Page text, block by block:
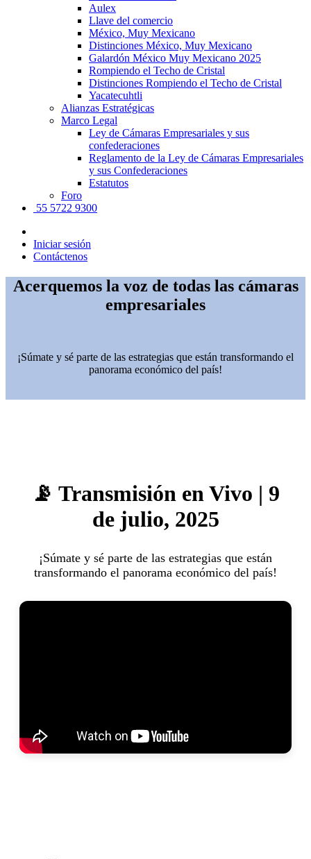
Aulex
Llave del comercio
México, Muy Mexicano
Distinciones México, Muy Mexicano
Galardón México Muy Mexicano 2025
Rompiendo el Techo de Cristal
Distinciones Rompiendo el Techo de Cristal
Yacatecuhtli
Alianzas Estratégicas
Marco Legal
Ley de Cámaras Empresariales y sus
confederaciones
Reglamento de la Ley de Cámaras Empresariales
y sus Confederaciones
Estatutos
Foro
55 5722 9300
Iniciar sesión
Contáctenos
Acerquemos la voz de todas las cámaras
empresariales
¡Súmate y sé parte de las estrategias que están transformando el
panorama económico del país!
📡 Transmisión en Vivo | 9
de julio, 2025
¡Súmate y sé parte de las estrategias que están
transformando el panorama económico del país!